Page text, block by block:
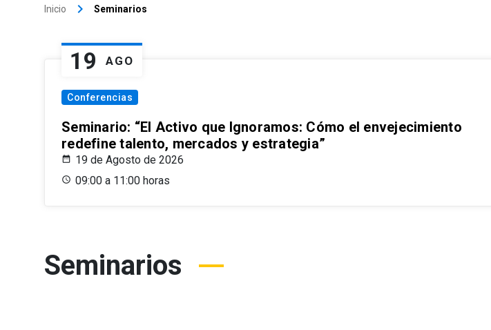
Inicio keyboard_arrow_right Seminarios
19 AGO
Conferencias
Seminario: “El Activo que Ignoramos: Cómo el envejecimiento
redefine talento, mercados y estrategia”
19 de Agosto de 2026
09:00 a 11:00 horas
Seminarios